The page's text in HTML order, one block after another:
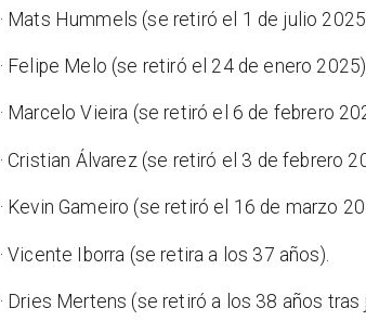
· Mats Hummels (se retiró el 1 de julio
· Felipe Melo (se retiró el 24 de enero
· Marcelo Vieira (se retiró el 6 de febrero
· Cristian Álvarez (se retiró el 3 de febrero
· Kevin Gameiro (se retiró el 16 de marzo
· Vicente Iborra (se retira a los 37 años).
· Dries Mertens (se retiró a los 38 años tras